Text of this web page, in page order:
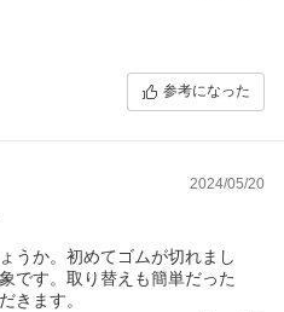
参考になった
2024/05/20
うか。初めてゴムが切れまし
です。取り替えも簡単だった
きます。